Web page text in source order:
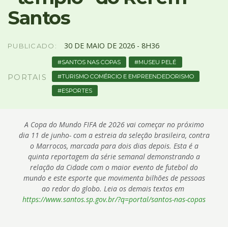
Acessibilidade
Santos
PUBLICADO: 30 DE MAIO DE 2026 - 8H36
PORTAIS
SANTOS NAS COPAS
MUSEU PELÉ
TURISMO COMÉRCIO E EMPREENDEDORISMO
ESPORTES
A Copa do Mundo FIFA de 2026 vai começar no próximo
dia 11 de junho- com a estreia da seleção brasileira, contra
o Marrocos, marcada para dois dias depois. Esta é a
quinta reportagem da série semanal demonstrando a
relação da Cidade com o maior evento de futebol do
mundo e este esporte que movimenta bilhões de pessoas
ao redor do globo. Leia os demais textos em
https://www.santos.sp.gov.br/?q=portal/santos-nas-copas